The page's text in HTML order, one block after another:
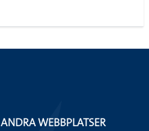
ANDRA WEBBPLATSER